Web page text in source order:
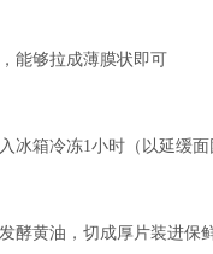
能够拉成薄膜状即可
冰箱冷冻1小时（以延缓面
酵黄油，切成厚片装进保